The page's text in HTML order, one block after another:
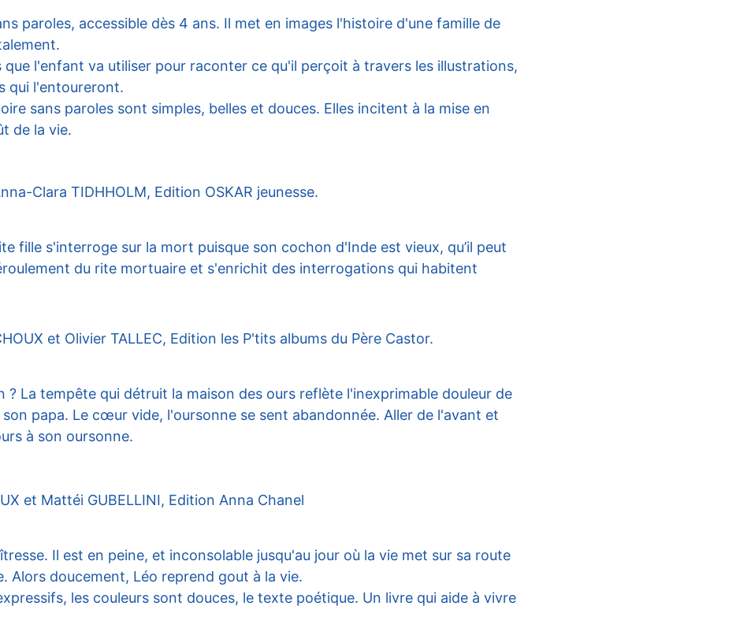
paroles, accessible dès 4 ans. Il met en images l'histoire d'une famille de
l'enfant va utiliser pour raconter ce qu'il perçoit à travers les illustrations,
qui l'entoureront.
sans paroles sont simples, belles et douces. Elles incitent à la mise en
de la vie.
Clara TIDHHOLM, Edition OSKAR jeunesse.
fille s'interroge sur la mort puisque son cochon d'Inde est vieux, qu’il peut
du rite mortuaire et s'enrichit des interrogations qui habitent
et Olivier TALLEC, Edition les P'tits albums du Père Castor.
? La tempête qui détruit la maison des ours reflète l'inexprimable douleur de
papa. Le cœur vide, l'oursonne se sent abandonnée. Aller de l'avant et
à son oursonne.
et Mattéi GUBELLINI, Edition Anna Chanel
Il est en peine, et inconsolable jusqu'au jour où la vie met sur sa route
doucement, Léo reprend gout à la vie.
les couleurs sont douces, le texte poétique. Un livre qui aide à vivre